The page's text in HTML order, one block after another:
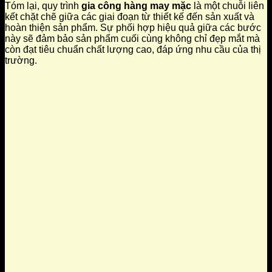
Tóm lại, quy trình gia công hàng may mặc là một chuỗi liên
kết chặt chẽ giữa các giai đoạn từ thiết kế đến sản xuất và
hoàn thiện sản phẩm. Sự phối hợp hiệu quả giữa các bước
này sẽ đảm bảo sản phẩm cuối cùng không chỉ đẹp mắt mà
còn đạt tiêu chuẩn chất lượng cao, đáp ứng nhu cầu của thị
trường.